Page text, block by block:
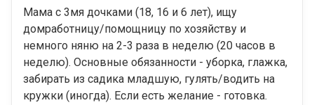
Мама с 3мя дочками (18, 16 и 6 лет), ищу
домработницу/помощницу по хозяйству и
немного няню на 2-3 раза в неделю (20 часов в
неделю). Основные обязанности - уборка, глажка,
забирать из садика младшую, гулять/водить на
кружки (иногда). Если есть желание - готовка.